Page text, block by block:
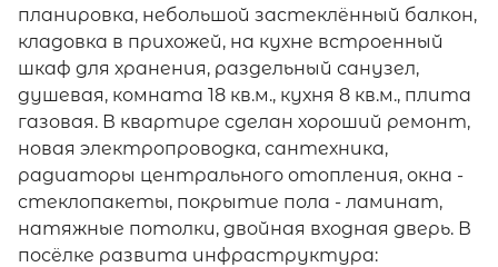
планировка, небольшой застеклённый балкон,
кладовка в прихожей, на кухне встроенный
шкаф для хранения, раздельный санузел,
душевая, комната 18 кв.м., кухня 8 кв.м., плита
газовая. В квартире сделан хороший ремонт,
новая электропроводка, сантехника,
радиаторы центрального отопления, окна -
стеклопакеты, покрытие пола - ламинат,
натяжные потолки, двойная входная дверь. В
посёлке развита инфраструктура: